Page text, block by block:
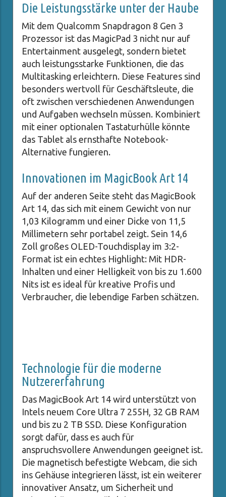
Die Leistungsstärke unter der Haube
Mit dem Qualcomm Snapdragon 8 Gen 3
Prozessor ist das MagicPad 3 nicht nur auf
Entertainment ausgelegt, sondern bietet
auch leistungsstarke Funktionen, die das
Multitasking erleichtern. Diese Features sind
besonders wertvoll für Geschäftsleute, die
oft zwischen verschiedenen Anwendungen
und Aufgaben wechseln müssen. Kombiniert
mit einer optionalen Tastaturhülle könnte
das Tablet als ernsthafte Notebook-
Alternative fungieren.
Innovationen im MagicBook Art 14
Auf der anderen Seite steht das MagicBook
Art 14, das sich mit einem Gewicht von nur
1,03 Kilogramm und einer Dicke von 11,5
Millimetern sehr portabel zeigt. Sein 14,6
Zoll großes OLED-Touchdisplay im 3:2-
Format ist ein echtes Highlight: Mit HDR-
Inhalten und einer Helligkeit von bis zu 1.600
Nits ist es ideal für kreative Profis und
Verbraucher, die lebendige Farben schätzen.
Technologie für die moderne
Nutzererfahrung
Das MagicBook Art 14 wird unterstützt von
Intels neuem Core Ultra 7 255H, 32 GB RAM
und bis zu 2 TB SSD. Diese Konfiguration
sorgt dafür, dass es auch für
anspruchsvollere Anwendungen geeignet ist.
Die magnetisch befestigte Webcam, die sich
ins Gehäuse integrieren lässt, ist ein weiterer
innovativer Ansatz, um Sicherheit und